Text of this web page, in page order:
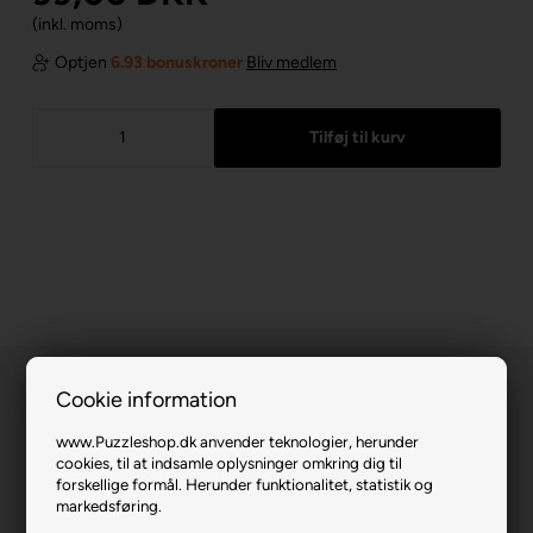
Cookie information
www.Puzzleshop.dk anvender teknologier, herunder
cookies, til at indsamle oplysninger omkring dig til
forskellige formål. Herunder funktionalitet, statistik og
markedsføring.
(inkl. moms)
Optjen 6.93 bonuskroner Bliv medlem
Prismatic Peggy.